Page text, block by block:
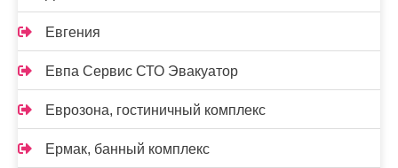
Евгения
Евпа Сервис СТО Эвакуатор
Еврозона, гостиничный комплекс
Ермак, банный комплекс